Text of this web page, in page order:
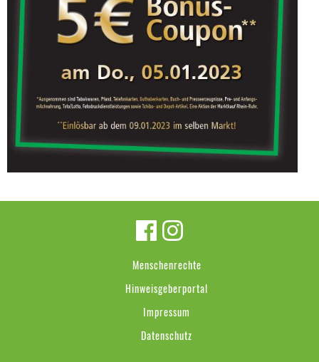
Menschenrechte
Hinweisgeberportal
Impressum
Datenschutz